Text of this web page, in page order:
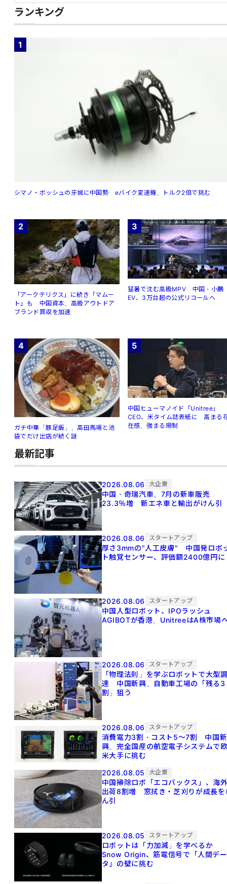
ランキング
1
シマノ・ボッシュの牙城に中国勢 eバイク変速機、トルク2倍で挑む
2
「アークテリクス」に続き「マムー
ト」も 中国資本、高級アウトドア
ブランド買収を加速
3
猛暑で沈む高級MPV 中国・小鵬
EV、3万台超の公式リコールへ
4
ガチ中華「豚足飯」、高田馬場と池
袋でだけ出店が続く謎
5
中国ヒューマノイド「Unitree」
CEO、米タイム誌表紙に 高まる
在感、強まる規制
最新記事
2026.08.06 大企業
中国・奇瑞汽車、7月の新車販売
23.3％増 新エネ車と輸出がけん引
2026.08.06 スタートアップ
厚さ3mmの"人工皮膚" 中国発ロボ
ト触覚センサー、評価額2400億円に
2026.08.06 スタートアップ
中国人型ロボット、IPOラッシュ
AGIBOTが香港、UnitreeはA株市場
2026.08.06 スタートアップ
「物理法則」を学ぶロボットで大型
達 中国新興、自動車工場の「残る3
割」狙う
2026.08.06 スタートアップ
消費電力3割・コスト5〜7割 中国新
興、完全国産の航空電子システムで
米大手に挑む
2026.08.05
大企業
中国掃除ロボ「エコバックス」、海
出荷8割増 窓拭き・芝刈りが成長を
ん引
2026.08.05 スタートアップ
ロボットは「力加減」を学べるか
Snow Origin、筋電信号で「人間デー
タ」の壁に挑む